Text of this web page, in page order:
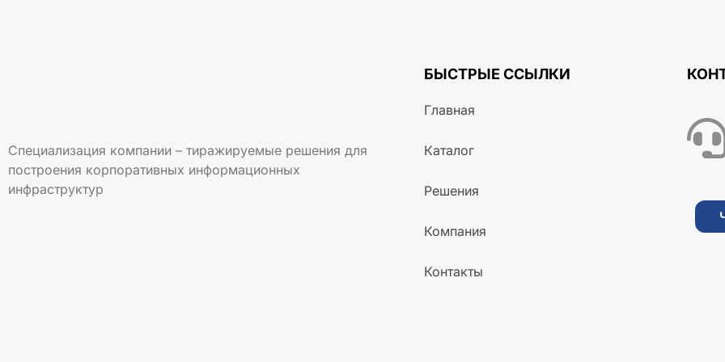
Специализация компании – тиражируемые решения для
построения корпоративных информационных
инфраструктур
БЫСТРЫЕ ССЫЛКИ
Главная
Каталог
Решения
Компания
Контакты